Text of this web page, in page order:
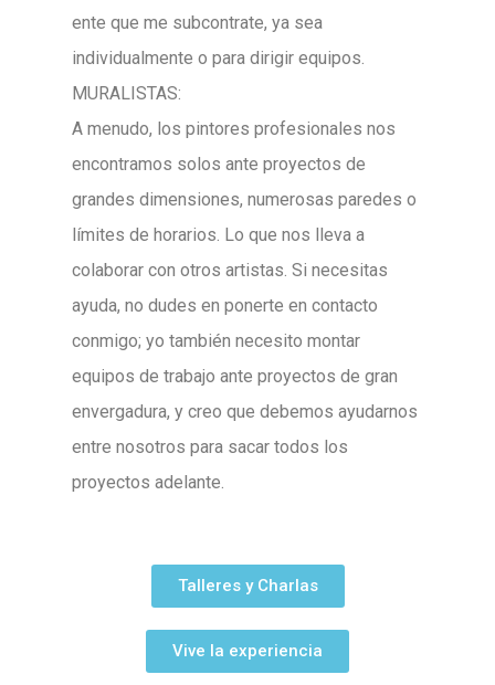
ente que me subcontrate, ya sea
individualmente o para dirigir equipos.
MURALISTAS:
A menudo, los pintores profesionales nos
encontramos solos ante proyectos de
grandes dimensiones, numerosas paredes o
límites de horarios. Lo que nos lleva a
colaborar con otros artistas. Si necesitas
ayuda, no dudes en ponerte en contacto
conmigo; yo también necesito montar
equipos de trabajo ante proyectos de gran
envergadura, y creo que debemos ayudarnos
entre nosotros para sacar todos los
proyectos adelante.
Talleres y Charlas
Vive la experiencia